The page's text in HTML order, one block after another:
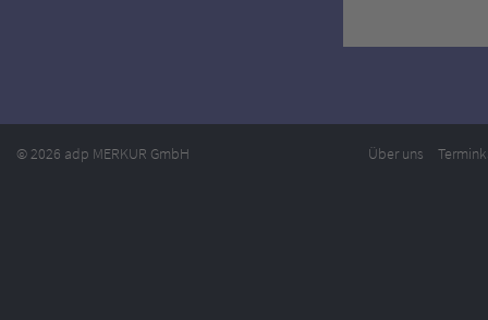
© 2026 adp MERKUR GmbH Über uns